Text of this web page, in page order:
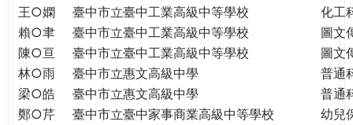
民。
王○嫻
臺中市立臺中工業高級中等學校
化工
賴○聿
臺中市立臺中工業高級中等學校
圖文
陳○亘
臺中市立臺中工業高級中等學校
圖文
林○雨
臺中市立惠文高級中學
普通
梁○皓
臺中市立惠文高級中學
普通
鄭○芹
臺中市立臺中家事商業高級中等學校
幼兒